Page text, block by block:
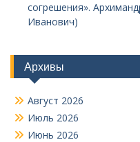
согрешения».
Иванович)
Архивы
Август 2026
Июль 2026
Июнь 2026